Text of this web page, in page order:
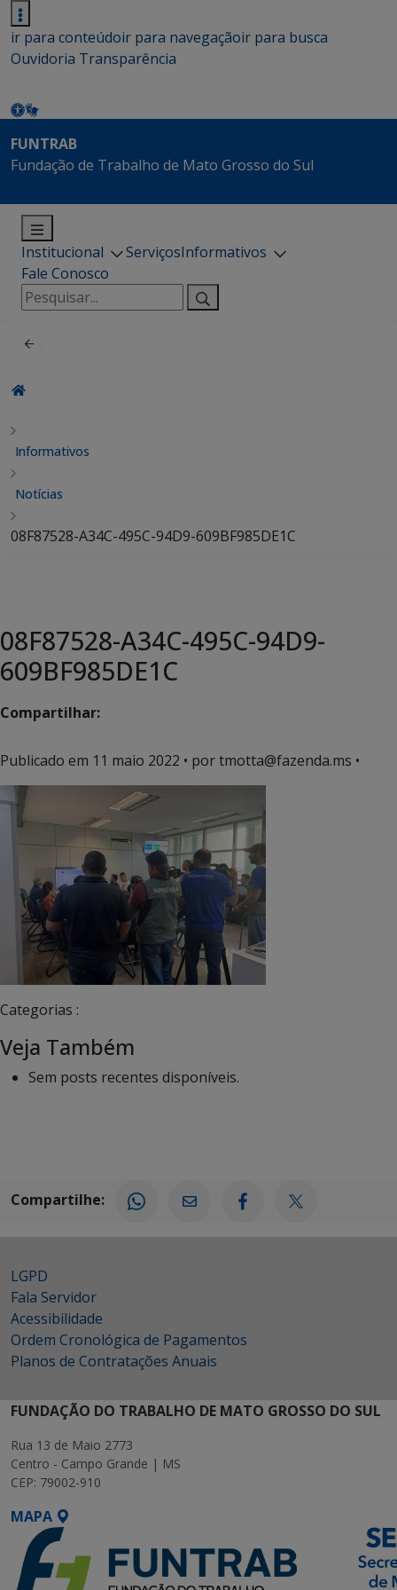
ir para conteúdoir para navegaçãoir para busca
Ouvidoria Transparência
FUNTRAB
Fundação de Trabalho de Mato Grosso do Sul
Institucional ServiçosInformativos
Fale Conosco
Pesquisar
por:
Informativos
Notícias
08F87528-A34C-495C-94D9-609BF985DE1C
08F87528-A34C-495C-94D9-
609BF985DE1C
Compartilhar:
Publicado em 11 maio 2022 • por tmotta@fazenda.ms •
Categorias :
Veja Também
Sem posts recentes disponíveis.
Compartilhe:
LGPD
Fala Servidor
Acessibilidade
Ordem Cronológica de Pagamentos
Planos de Contratações Anuais
FUNDAÇÃO DO TRABALHO DE MATO GROSSO DO SUL
Rua 13 de Maio 2773
Centro - Campo Grande | MS
CEP: 79002-910
MAPA